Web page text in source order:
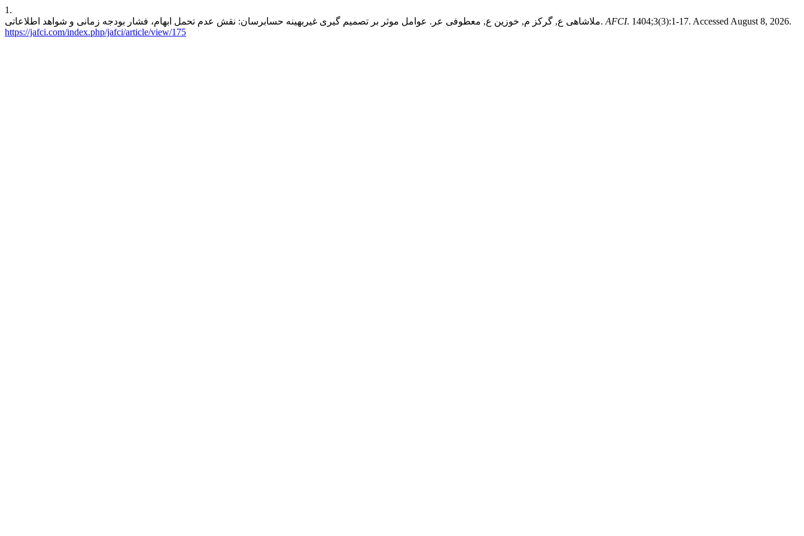
1.
ملاشاهی ع, گرکز م, خوزین ع, معطوفی عر. عوامل موثر بر تصمیم گیری غیربهینه حسابرسان: نقش عدم تحمل ابهام، فشار بودجه زمانی و شواهد اطلاعاتی. AFCI. 1404;3(3):1-17. Accessed August 8, 2026.
https://jafci.com/index.php/jafci/article/view/175